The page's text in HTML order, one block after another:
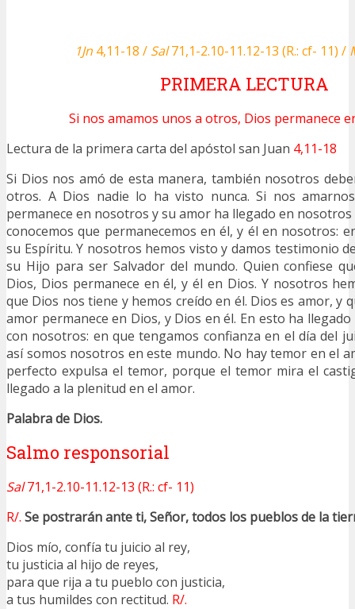
1Jn 4,11-18 / Sal71,1-2.10-11.12-13 (R.: cf- 11) /
PRIMERA LECTURA
Si nos amamos unos a otros, Dios permanece
Lectura de la primera carta del apóstol san Juan 4,11-18
Si Dios nos amó de esta manera, también nosotros
otros. A Dios nadie lo ha visto nunca. Si nos
permanece en nosotros y su amor ha llegado en
conocemos que permanecemos en él, y él en nosotros:
su Espíritu. Y nosotros hemos visto y damos testimonio
su Hijo para ser Salvador del mundo. Quien confiese
Dios, Dios permanece en él, y él en Dios. Y nosotros
que Dios nos tiene y hemos creído en él. Dios es amor, y
amor permanece en Dios, y Dios en él. En esto ha
con nosotros: en que tengamos confianza en el día del
así somos nosotros en este mundo. No hay temor en el
perfecto expulsa el temor, porque el temor mira el
llegado a la plenitud en el amor.
Palabra de Dios.
Salmo responsorial
Sal71,1-2.10-11.12-13 (R.: cf- 11)
R/. Se postrarán ante ti, Señor, todos los pueblos de la
Dios mío, confía tu juicio al rey,
tu justicia al hijo de reyes,
para que rija a tu pueblo con justicia,
a tus humildes con rectitud. R/.